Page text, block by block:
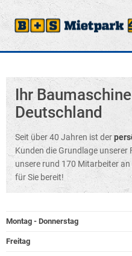
Ihr
Deutschland
Seit über 40 Jahren ist der
Kunden die Grundlage
unsere rund 170 Mitarbeiter
für Sie bereit!
Montag - Donnerstag
Freitag